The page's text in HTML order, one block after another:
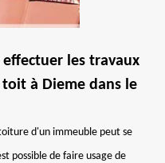
effectuer les travaux
à Dieme dans le
d'un immeuble peut se
possible de faire usage de